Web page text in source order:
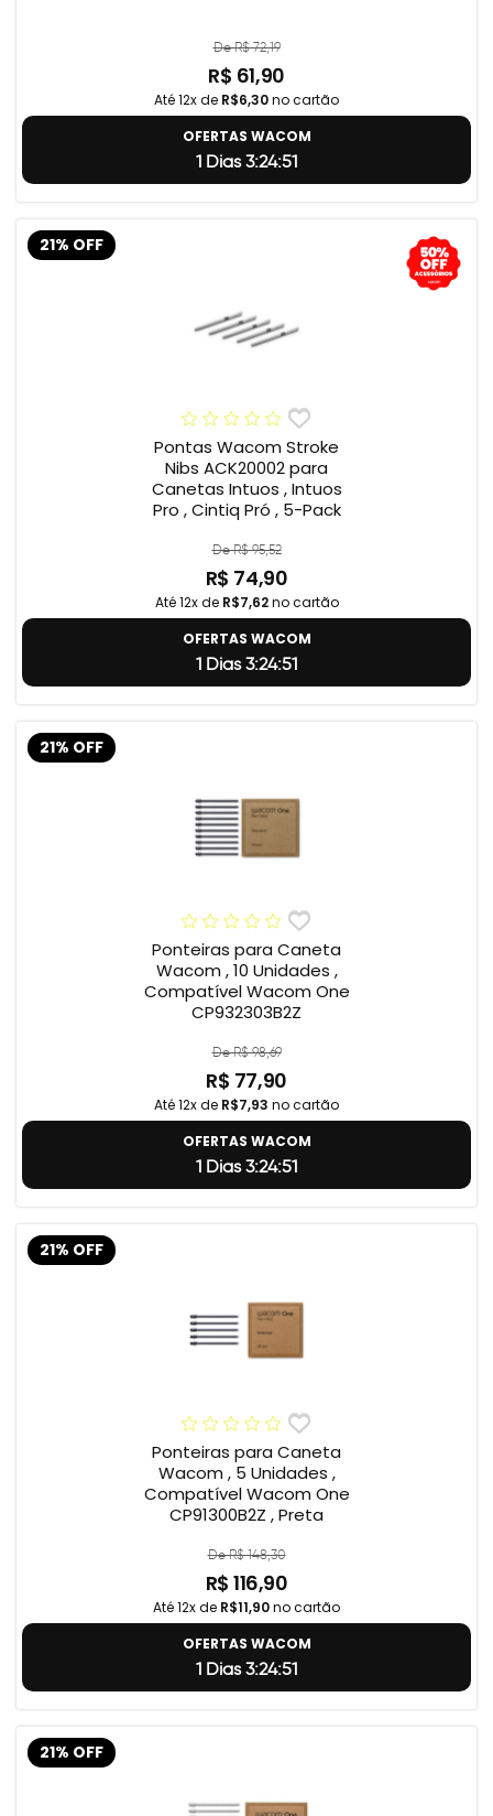
De R$ 72,19
R$ 61,90
Até 12x de R$6,30no cartão
OFERTAS WACOM
1 Dias 3:24:50
21% OFF
Pontas Wacom Stroke
Nibs ACK20002 para
Canetas Intuos , Intuos
Pro , Cintiq Pró , 5-Pack
De R$ 95,52
R$ 74,90
Até 12x de R$7,62no cartão
OFERTAS WACOM
1 Dias 3:24:50
21% OFF
Ponteiras para Caneta
Wacom , 10 Unidades ,
Compatível Wacom One
CP932303B2Z
De R$ 98,69
R$ 77,90
Até 12x de R$7,93 no cartão
OFERTAS WACOM
1 Dias 3:24:50
21% OFF
Ponteiras para Caneta
Wacom , 5 Unidades ,
Compatível Wacom One
CP91300B2Z , Preta
De R$ 148,30
R$ 116,90
Até 12x de R$11,90no cartão
OFERTAS WACOM
1 Dias 3:24:50
21% OFF